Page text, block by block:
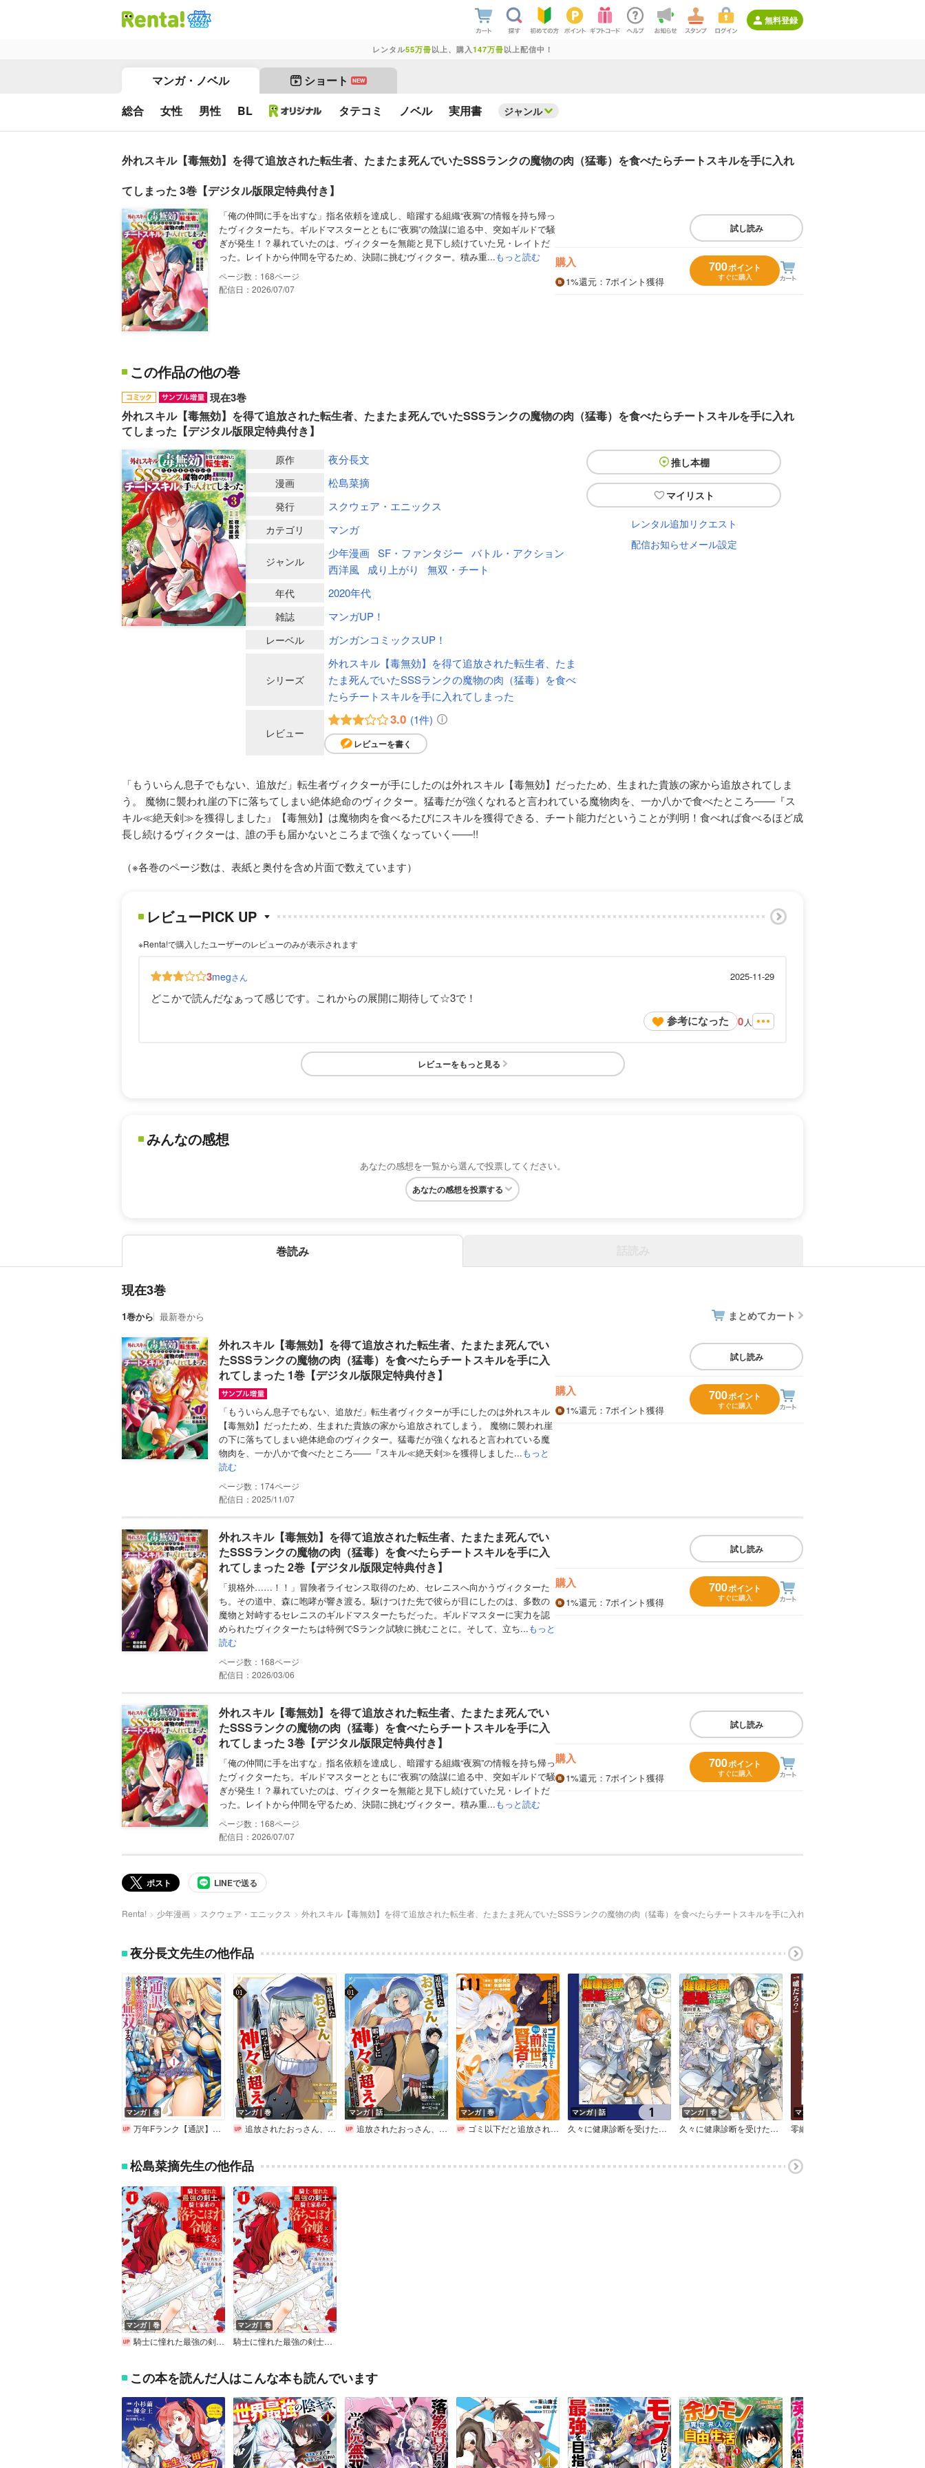
無料登録
レンタル55万冊以上、購入 147万冊以上配信中！
マンガ・ノベル ショート NEW
総合 女性 男性 BL タテコミ ノベル 実用書 ジャンル
外れスキル【毒無効】を得て追放された転生者、たまたま死んでいたSSSランクの魔物の肉（猛毒）を食べたらチートスキルを手に入れ
てしまった 3巻【デジタル版限定特典付き】
「俺の仲間に手を出すな」指名依頼を達成し、暗躍する組織“夜鴉”の情報を持ち帰っ
たヴィクターたち。ギルドマスターとともに“夜鴉”の陰謀に追る中、突如ギルドで騒
ぎが発生！？暴れていたのは、ヴィクターを無能と見下し続けていた兄・レイトだ
った。レイトから仲間を守るため、決闘に挑むヴィクター。積み重...もっと読む
168
配信日：2026/07/07
試し読み
購入
1%還元 ：7ポイント獲得
700ポイント
すぐに購入
この作品の他の巻
現在3巻
外れスキル【毒無効】を得て追放された転生者、たまたま死んでいたSSSランクの魔物の肉（猛毒）を食べたらチートスキルを手に入れ
てしまった【デジタル版限定特典付き】
推し本棚
マイリスト
レンタル追加リクエスト
配信お知らせメール設定
原作 夜分長文
漫画 松島菜摘
発行 スクウェア・エニックス
カテゴリ マンガ
ジャンル
少年漫画 SF・ファンタジー
バトル・アクション
西洋風
成り上がり 無双・チート
年代 2020年代
雑誌 マンガUP！
レーベル ガンガンコミックスUP！
シリーズ
外れスキル【毒無効】を得て追放された転生者、たま
たま死んでいたSSSランクの魔物の肉（猛毒）を食べ
たらチートスキルを手に入れてしまった
レビュー
3.0 (1件)
レビューを書く
「もういらん息子でもない、追放だ」転生者ヴィクターが手にしたのは外れスキル【毒無効】だったため、生まれた貴族の家から追放されてしま
う。 魔物に襲われ崖の下に落ちてしまい絶体絶命のヴィクター。猛毒だが強くなれると言われている魔物肉を、一か八かで食べたところ――『ス
キル≪絶天剣≫を獲得しました』【毒無効】は魔物肉を食べるたびにスキルを獲得できる、チート能力だということが判明！食べれば食べるほど成
長し続けるヴィクターは、誰の手も届かないところまで強くなっていく――!!
（※各巻のページ数は、表紙と奥付を含め片面で数えています）
レビューPICK UP
※Renta!で購入したユーザーのレビューのみが表示されます
3megさん 2025-11-29
どこかで読んだなぁって感じです。これからの展開に期待して☆3で！
参考になった 0 人
レビューをもっと見る
みんなの感想
あなたの感想を一覧から選んで投票してください。
あなたの感想を投票する
巻読み
現在3巻
1巻から 最新巻から まとめてカート
外れスキル【毒無効】を得て追放された転生者、たまたま死んでい
たSSSランクの魔物の肉（猛毒）を食べたらチートスキルを手に入
れてしまった 1巻【デジタル版限定特典付き】
「もういらん息子でもない、追放だ」転生者ヴィクターが手にしたのは外れスキル
【毒無効】だったため、生まれた貴族の家から追放されてしまう。 魔物に襲われ崖
の下に落ちてしまい絶体絶命のヴィクター。猛毒だが強くなれると言われている魔
物肉を、一か八かで食べたところ――『スキル≪絶天剣≫を獲得しました...もっと
読む
174
配信日：2025/11/07
試し読み
購入
1%還元 ：7ポイント獲得
700ポイント
すぐに購入
外れスキル【毒無効】を得て追放された転生者、たまたま死んでい
たSSSランクの魔物の肉（猛毒）を食べたらチートスキルを手に入
れてしまった 2巻【デジタル版限定特典付き】
「規格外……！！」冒険者ライセンス取得のため、セレニスへ向かうヴィクターた
ち。その道中、森に咆哮が響き渡る。駆けつけた先で彼らが目にしたのは、多数の
魔物と対峙するセレニスのギルドマスターたちだった。ギルドマスターに実力を認
められたヴィクターたちは特例でSランク試験に挑むことに。そして、立ち...もっと
読む
168
配信日：2026/03/06
試し読み
購入
1%還元 ：7ポイント獲得
700ポイント
すぐに購入
外れスキル【毒無効】を得て追放された転生者、たまたま死んでい
たSSSランクの魔物の肉（猛毒）を食べたらチートスキルを手に入
れてしまった 3巻【デジタル版限定特典付き】
「俺の仲間に手を出すな」指名依頼を達成し、暗躍する組織“夜鴉”の情報を持ち帰っ
たヴィクターたち。ギルドマスターとともに“夜鴉”の陰謀に追る中、突如ギルドで騒
ぎが発生！？暴れていたのは、ヴィクターを無能と見下し続けていた兄・レイトだ
った。レイトから仲間を守るため、決闘に挑むヴィクター。積み重...もっと読む
168
配信日：2026/07/07
試し読み
購入
1%還元 ：7ポイント獲得
700ポイント
すぐに購入
ポスト LINEで送る
Renta! 少年漫画 スクウェア・エニックス 外れスキル【毒無効】を得て追放された転生者、たまたま死んでいたSSSランクの魔物の肉（猛毒）を食べたらチートスキルを手に入れてしまった【デジタル版限定特
夜分長文先生の他作品
マンガ｜巻
万年Fランク【通訳】スキル持ち底辺冒険者、異種族の最強美少女たちとパーティーを組んで才能に開花し無双する【デジタル版限定特典付き】
マンガ｜巻
追放されたおっさん、暇つぶしに神々を超える～神の加護を仲間の少女達に譲っていたら最強パーティが爆誕した件～【電子単行本版】
マンガ｜話
追放されたおっさん、暇つぶしに神々を超える～神の加護を仲間の少女達に譲っていたら最強パーティが爆誕した件～
マンガ｜巻
ゴミ以下だと追放された使用人、実は前世賢者です ～史上最強の賢者、世界最高峰の学園に通う～
マンガ｜話
久々に健康診断を受けたら最強ステータスになっていた ～追放されたオッサン冒険者、今更英雄を目指す～【分冊版】
マンガ｜巻
久々に健康診断を受けたら最強ステータスになっていた ～追放されたオッサン冒険者、今更英雄を目指す～
マンガ｜話
松島菜摘先生の他作品
マンガ｜巻
騎士に憧れた最強の剣士、騎士家系の落ちこぼれ令嬢に転生する。【デジタル版限定特典付き】
マンガ｜巻
騎士に憧れた最強の剣士、騎士家系の落ちこぼれ令嬢に転生する。 1巻【試し読み増量版】
この本を読んだ人はこんな本も読んでいます